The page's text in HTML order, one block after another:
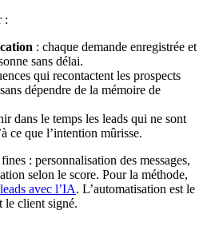
:
: chaque demande enregistrée et
sans délai.
qui recontactent les prospects
dépendre de la mémoire de
dans le temps les leads qui ne sont
ce que l’intention mûrisse.
: personnalisation des messages,
selon le score. Pour la méthode,
avec l’IA. L’automatisation est le
le client signé.